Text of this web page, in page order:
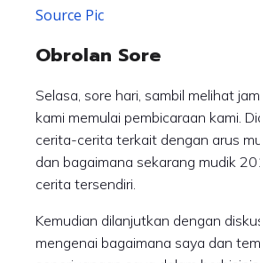
Source Pic
Obrolan Sore
Selasa, sore hari, sambil melihat
kami memulai pembicaraan kami.
cerita-cerita terkait dengan arus
dan bagaimana sekarang mudik
cerita tersendiri.
Kemudian dilanjutkan dengan
mengenai bagaimana saya dan